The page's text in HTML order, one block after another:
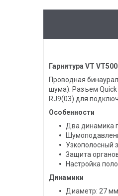
Гарнитура VT
Проводная
шума). Разъем Quick
RJ9(03) для
Особенности
Два динамика
Узкополосный
Защита
Настройка
Динамики
Диаметр: 27 мм